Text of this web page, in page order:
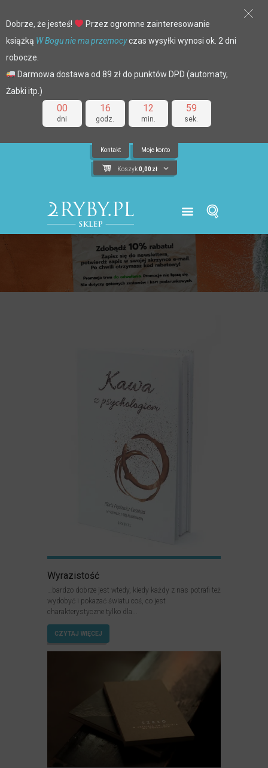
00
dni
16
godz.
12
min.
58
sek.
Dobrze, że jesteś!
Przez ogromne zainteresowanie
książką W Bogu nie ma przemocyczas wysyłki wynosi ok. 2 dni
robocze.
Darmowa dostawa od 89 zł do punktów DPD (automaty,
Żabki itp.)
Kontakt Moje konto
Koszyk 0,00 zł
Wyrazistość
…bardzo dobrze jest wtedy, kiedy każdy z nas potrafi też
wydobyć i pokazać światu coś, co jest
charakterystyczne tylko dla...
CZYTAJ WIĘCEJ